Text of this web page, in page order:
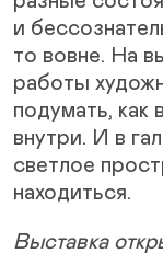
и
то вовне. На
работы
подумать, как
внутри. И в
светлое
находиться.
Выставка